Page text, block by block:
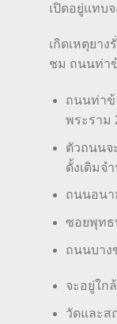
เปิดอยู่แทบ
เกิดเหตุยา
ชม ถนนท่า
ถนนท่าข้
พระราม
ตัวถนนจ
ดั้งเดิมจ
ถนนอนา
ซอยพุทธ
ถนนบาง
จะอยู่ใก
วัดและส